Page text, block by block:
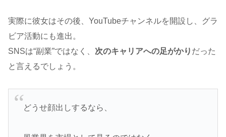
実際に彼女はその後、YouTubeチャンネルを開設し、グラ
ビア活動にも進出。
SNSは“副業”ではなく、 次のキャリアへの足がかり だった
と言えるでしょう。
どうせ顔出しするなら、